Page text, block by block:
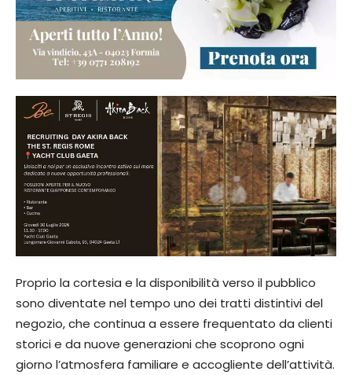
Proprio la cortesia e la disponibilità verso il pubblico
sono diventate nel tempo uno dei tratti distintivi del
negozio, che continua a essere frequentato da clienti
storici e da nuove generazioni che scoprono ogni
giorno l’atmosfera familiare e accogliente dell’attività.